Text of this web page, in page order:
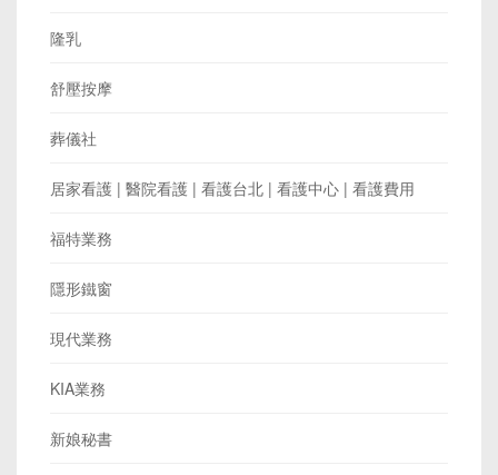
隆乳
舒壓按摩
葬儀社
居家看護 | 醫院看護 | 看護台北 | 看護中心 | 看護費用
福特業務
隱形鐵窗
現代業務
KIA業務
新娘秘書